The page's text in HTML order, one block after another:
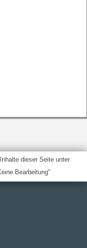
dieser Seite unter